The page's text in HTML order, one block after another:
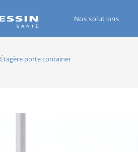
Nos solutions
Étagère porte container